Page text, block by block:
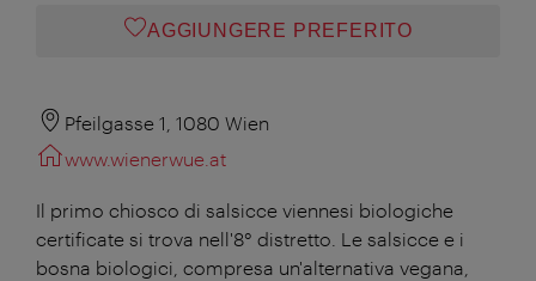
AGGIUNGERE PREFERITO
Pfeilgasse 1, 1080 Wien
www.wienerwue.at
Il primo chiosco di salsicce viennesi biologiche
certificate si trova nell'8° distretto. Le salsicce e i
bosna biologici, compresa un'alternativa vegana,